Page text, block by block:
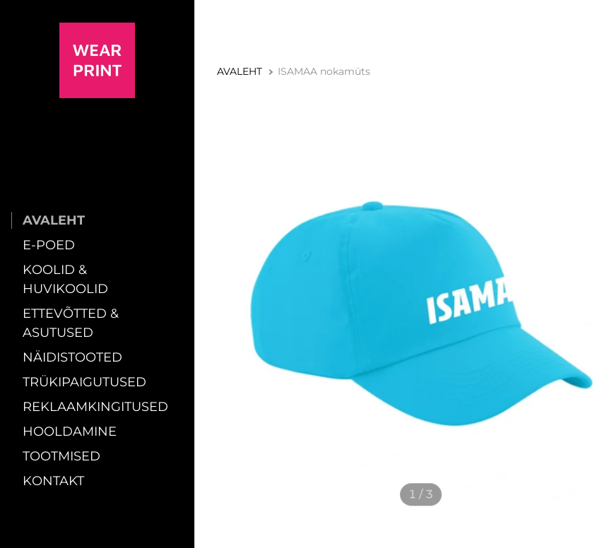
AVALEHT
E-POED
KOOLID &
HUVIKOOLID
ETTEVÕTTED &
ASUTUSED
NÄIDISTOOTED
TRÜKIPAIGUTUSED
REKLAAMKINGITUSED
HOOLDAMINE
TOOTMISED
KONTAKT
AVALEHT ISAMAA nokamüts
1 / 3